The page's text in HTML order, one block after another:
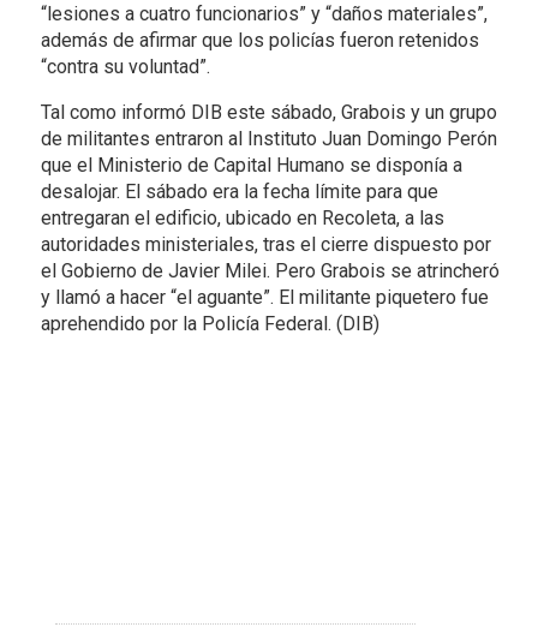
“lesiones a cuatro funcionarios” y “daños materiales”,
además de afirmar que los policías fueron retenidos
“contra su voluntad”.
Tal como informó DIB este sábado, Grabois y un grupo
de militantes entraron al Instituto Juan Domingo Perón
que el Ministerio de Capital Humano se disponía a
desalojar. El sábado era la fecha límite para que
entregaran el edificio, ubicado en Recoleta, a las
autoridades ministeriales, tras el cierre dispuesto por
el Gobierno de Javier Milei. Pero Grabois se atrincheró
y llamó a hacer “el aguante”. El militante piquetero fue
aprehendido por la Policía Federal. (DIB)